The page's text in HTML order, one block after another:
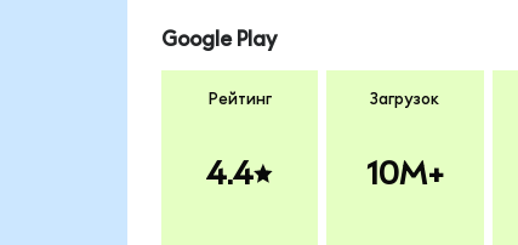
Google Play
Рейтинг
4.4
Загрузок
10M+